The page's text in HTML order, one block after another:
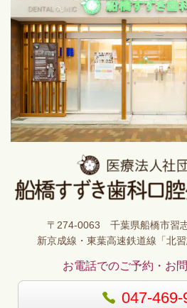
〒274-0063 千葉県船橋市習
新京成線・東葉高速鉄道線「北
お電話でのご予約・お
047-469-